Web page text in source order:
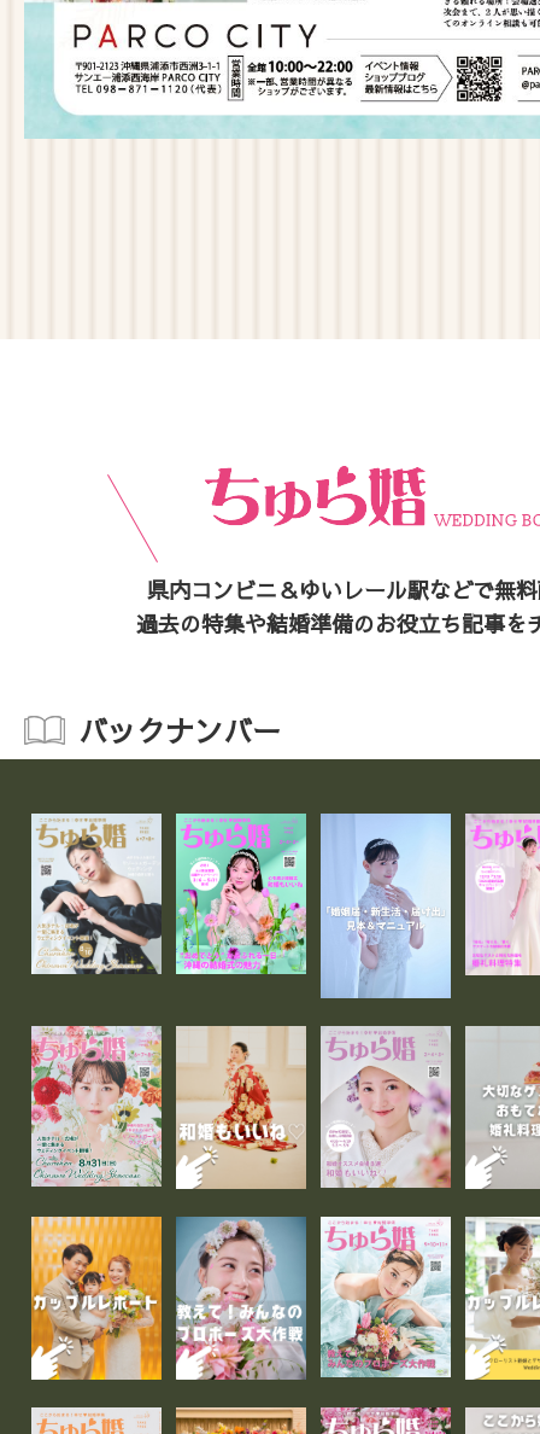
県内コンビニ＆ゆいレール駅などで無
過去の特集や結婚準備のお役立ち記事を
バックナンバー